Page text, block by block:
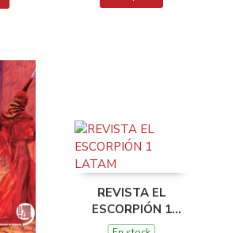
REVISTA EL
ESCORPIÓN 1
LATAM